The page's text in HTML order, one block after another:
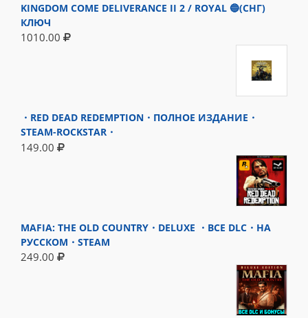
KINGDOM COME DELIVERANCE II 2 / ROYAL 🔵(СНГ)
КЛЮЧ
1010.00
・RED DEAD REDEMPTION・ПОЛНОЕ ИЗДАНИЕ・
STEAM-ROCKSTAR・
149.00
MAFIA: THE OLD COUNTRY・DELUXE ・ВСЕ DLC・НА
РУССКОМ・STEAM
249.00